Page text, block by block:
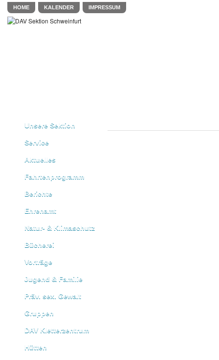
HOME KALENDER IMPRESSUM
Unsere Sektion
Service
Aktuelles
Fahrtenprogramm
Berichte
Ehrenamt
Natur- & Klimaschutz
Bücherei
Vorträge
Jugend & Familie
Präv. sex. Gewalt
Gruppen
DAV Kletterzentrum
Hütten